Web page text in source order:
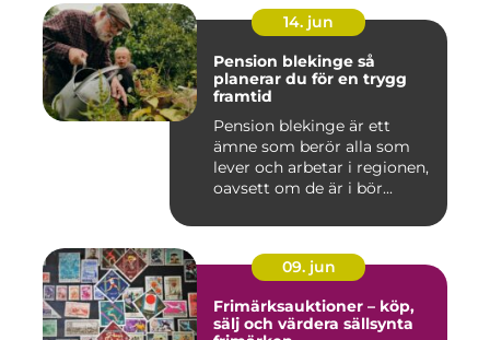
14. jun
Pension blekinge så
planerar du för en trygg
framtid
Pension blekinge är ett
ämne som berör alla som
lever och arbetar i regionen,
oavsett om de är i bör...
09. jun
Frimärksauktioner – köp,
sälj och värdera sällsynta